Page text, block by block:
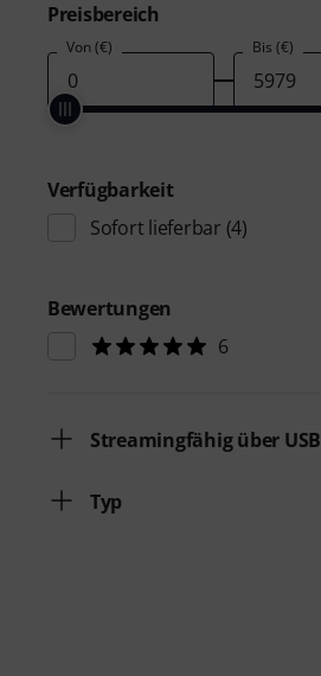
Preisbereich
Von (€) Bis (€)
Verfügbarkeit
Sofort lieferbar (4)
Bewertungen
6
Streamingfähig über USB
Typ